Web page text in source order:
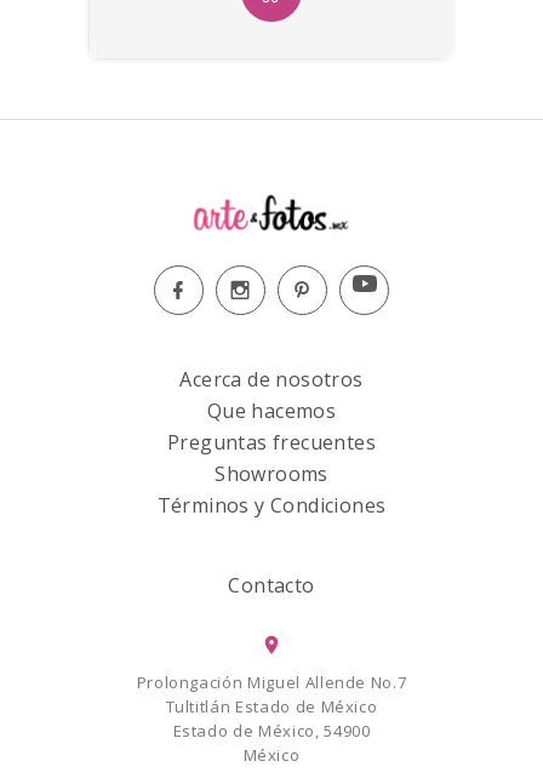
Acerca de nosotros
Que hacemos
Preguntas frecuentes
Showrooms
Términos y Condiciones
Contacto
Prolongación Miguel Allende No.7
Tultitlán Estado de México
Estado de México, 54900
México